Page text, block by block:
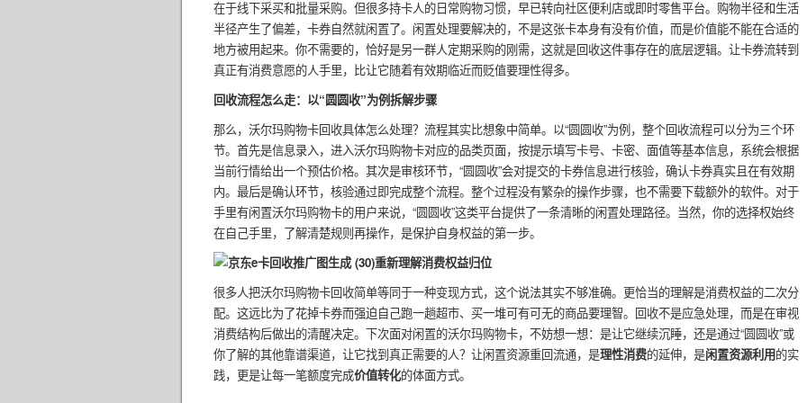
在于线下采买和批量采购。但很多持卡人的日常购物习惯，早已转向社区便利店或即时零售平台。购物半径和生活
半径产生了偏差，卡券自然就闲置了。闲置处理要解决的，不是这张卡本身有没有价值，而是价值能不能在合适的
地方被用起来。你不需要的，恰好是另一群人定期采购的刚需，这就是回收这件事存在的底层逻辑。让卡券流转到
真正有消费意愿的人手里，比让它随着有效期临近而贬值要理性得多。
回收流程怎么走：以“圆圆收”为例拆解步骤
那么，沃尔玛购物卡回收具体怎么处理？流程其实比想象中简单。以“圆圆收”为例，整个回收流程可以分为三个环
节。首先是信息录入，进入沃尔玛购物卡对应的品类页面，按提示填写卡号、卡密、面值等基本信息，系统会根据
当前行情给出一个预估价格。其次是审核环节，“圆圆收”会对提交的卡券信息进行核验，确认卡券真实且在有效期
内。最后是确认环节，核验通过即完成整个流程。整个过程没有繁杂的操作步骤，也不需要下载额外的软件。对于
手里有闲置沃尔玛购物卡的用户来说，“圆圆收”这类平台提供了一条清晰的闲置处理路径。当然，你的选择权始终
在自己手里，了解清楚规则再操作，是保护自身权益的第一步。
重新理解消费权益归位
很多人把沃尔玛购物卡回收简单等同于一种变现方式，这个说法其实不够准确。更恰当的理解是消费权益的二次分
配。这远比为了花掉卡券而强迫自己跑一趟超市、买一堆可有可无的商品要理智。回收不是应急处理，而是在审视
消费结构后做出的清醒决定。下次面对闲置的沃尔玛购物卡，不妨想一想：是让它继续沉睡，还是通过“圆圆收”或
你了解的其他靠谱渠道，让它找到真正需要的人？让闲置资源重回流通，是理性消费的延伸，是闲置资源利用的实
践，更是让每一笔额度完成价值转化的体面方式。